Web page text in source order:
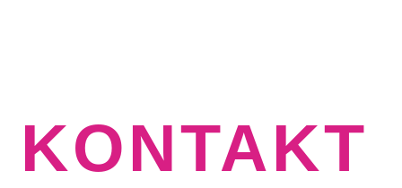
KONTAKT